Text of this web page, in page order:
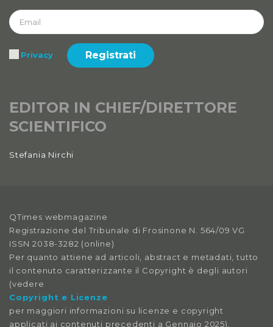
Privacy Registrati
EDITOR IN CHIEF/DIRETTORE
SCIENTIFICO
Stefania Nirchi
QTimes webmagazine
Registrazione del Tribunale di Frosinone N. 564/09 VG
ISSN 2038-3282 (online)
Per quanto attiene ad articoli, abstract e metadati, tutto
il contenuto caratterizzante il Copyright è degli autori
(vedere
Copyright e Licenze
per maggiori informazioni su licenze e copyright
applicati ai contenuti precedenti a Gennaio 2025).